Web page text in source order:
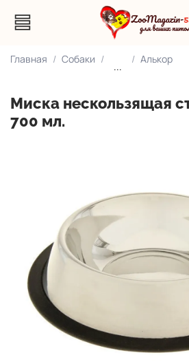
Главная Собаки
...
Алькор
Миска нескользящая
700 мл.